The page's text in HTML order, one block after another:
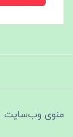
منوی وب‌سایت